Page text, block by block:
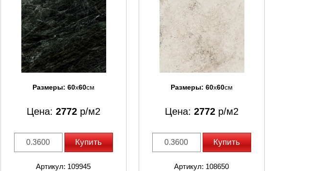
Размеры: 60x60см
Цена: 2772р/м2
Купить
Артикул: 109945
Размеры: 60x60см
Цена: 2772р/м2
Купить
Артикул: 108650